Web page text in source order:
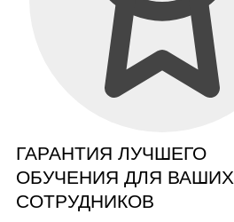
ГАРАНТИЯ ЛУЧШЕГО
ОБУЧЕНИЯ ДЛЯ ВАШИХ
СОТРУДНИКОВ